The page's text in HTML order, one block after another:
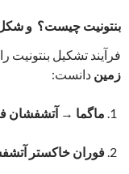
بنتونیت چیست؟ و
فرآیند تشکیل بنتونیت
زمین دانست:
ماگما → آتشفشان
فوران خاکستر